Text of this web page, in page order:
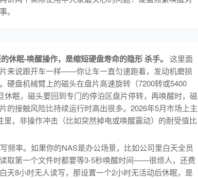
。
休眠-唤醒操作，是缩短硬盘寿命的隐形 杀手。
这里面
来说跟开车一样——你让车一直匀速跑着，发动机磨损
硬盘机械臂上的磁头在盘片高速旋转（7200转或5400
眠，磁头要回到专门的停泊区盘片停转，再唤醒时，磁
的接触风险比持续运行时高出很多。2026年5月市场上主
，非操作冲击（比如突然掉电或唤醒震动）的耐受值比
频率。如果你的NAS是办公场景，比如公司里白天全员
取第一个文件时都要等3-5秒唤醒时间——很烦人，还费
天8小时无人读写，那设置一个2小时无活动后休眠，是